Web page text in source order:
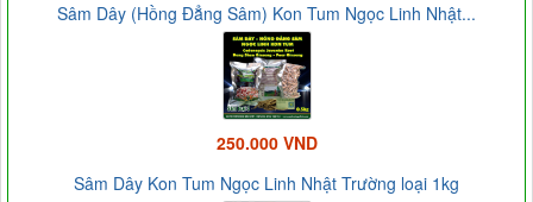
Sâm Dây (Hồng Đẳng Sâm) Kon Tum Ngọc Linh Nhật...
250.000 VND
Sâm Dây Kon Tum Ngọc Linh Nhật Trường loại 1kg